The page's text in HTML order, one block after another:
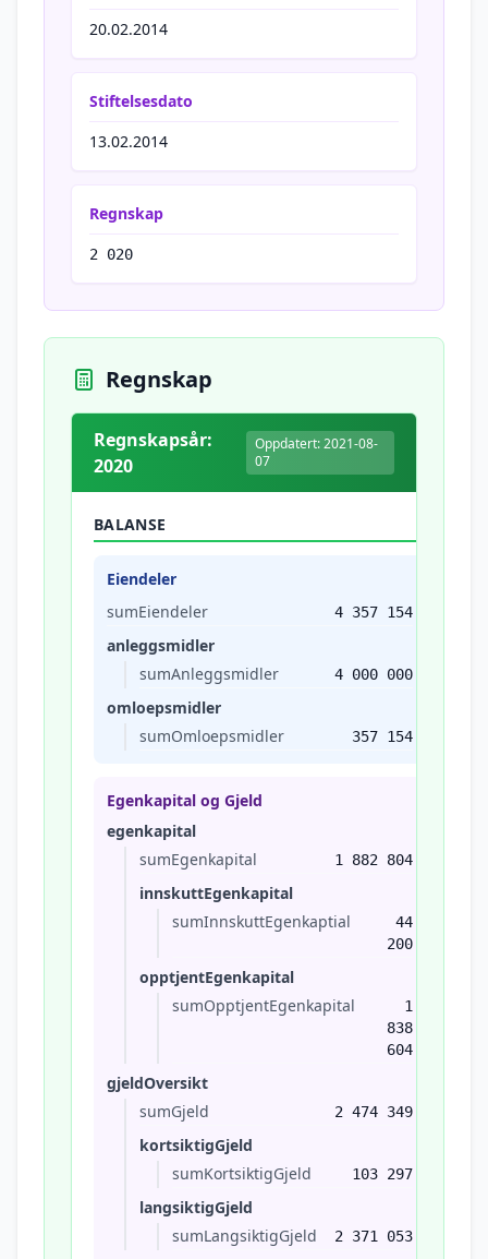
20.02.2014
Stiftelsesdato
13.02.2014
Regnskap
2 020
Regnskap
Regnskapsår:
2020
Oppdatert: 2021-08-
07
BALANSE
Eiendeler
sumEiendeler
4 357 154
anleggsmidler
sumAnleggsmidler
4 000 000
omloepsmidler
sumOmloepsmidler
357 154
Egenkapital og Gjeld
egenkapital
sumEgenkapital
1 882 804
innskuttEgenkapital
sumInnskuttEgenkaptial
44
200
opptjentEgenkapital
sumOpptjentEgenkapital
1
838
604
gjeldOversikt
sumGjeld
2 474 349
kortsiktigGjeld
sumKortsiktigGjeld
103 297
langsiktigGjeld
sumLangsiktigGjeld
2 371 053